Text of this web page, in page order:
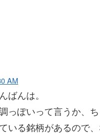
AM
ばんは。
っぽいって言うか、ち
いる銘柄があるので